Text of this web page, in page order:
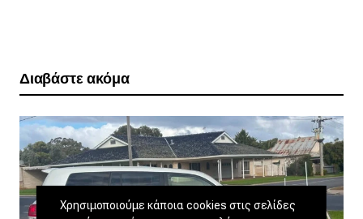
Διαβάστε ακόμα
Χρησιμοποιούμε κάποια cookies στις σελίδες